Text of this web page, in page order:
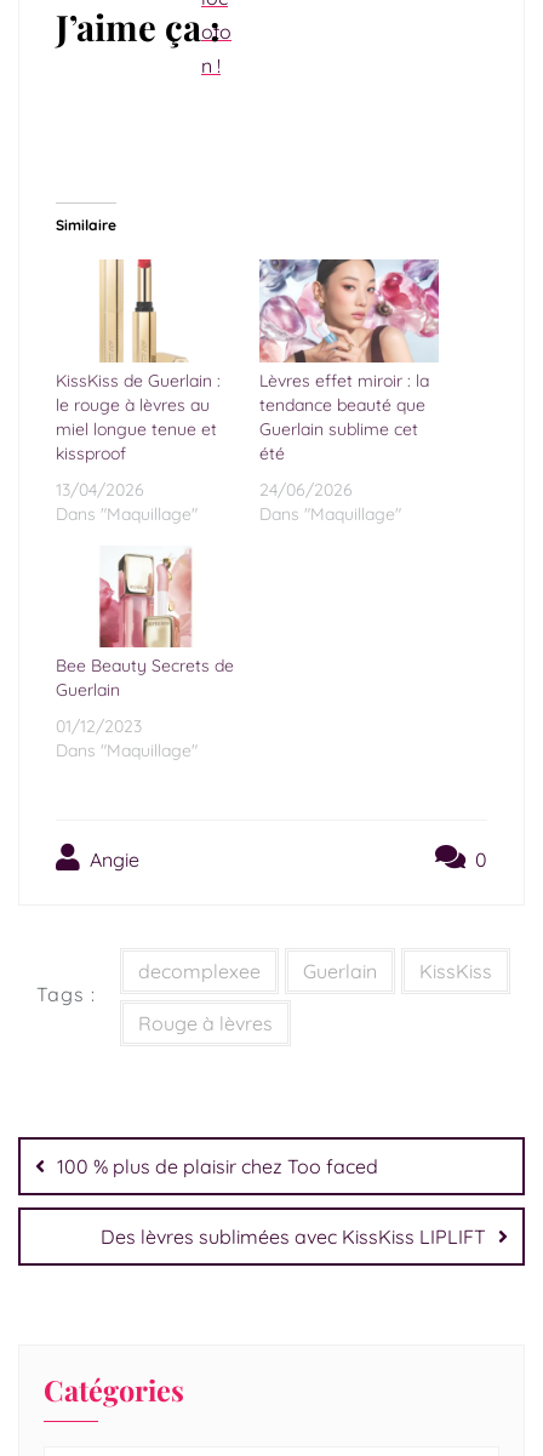
J’aime ça :
Similaire
KissKiss de Guerlain :
le rouge à lèvres au
miel longue tenue et
kissproof
13/04/2026
Dans "Maquillage"
Lèvres effet miroir : la
tendance beauté que
Guerlain sublime cet
été
24/06/2026
Dans "Maquillage"
Bee Beauty Secrets de
Guerlain
01/12/2023
Dans "Maquillage"
Angie 0
Tags :
decomplexee Guerlain KissKiss
Rouge à lèvres
100 % plus de plaisir chez Too faced
Des lèvres sublimées avec KissKiss LIPLIFT
Catégories